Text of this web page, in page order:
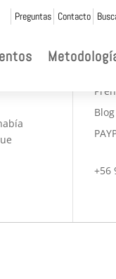
Preguntas Contacto
Blog
+56